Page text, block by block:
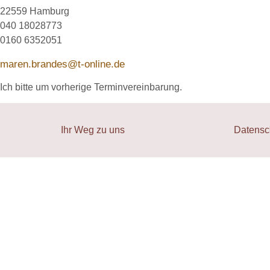
22559 Hamburg
040 18028773
0160 6352051
maren.brandes@t-online.de
Ich bitte um vorherige Terminvereinbarung.
Ihr Weg zu uns